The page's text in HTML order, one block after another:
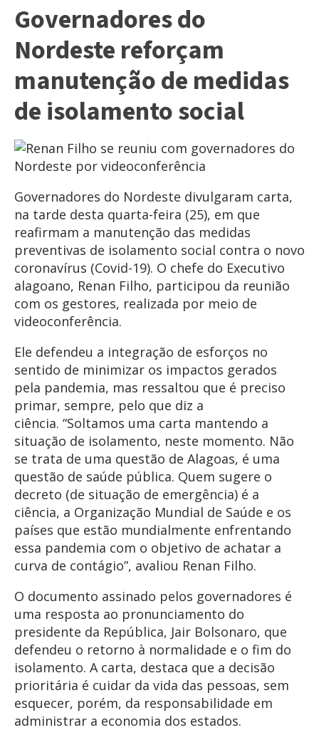
Governadores do
Nordeste reforçam
manutenção de medidas
de isolamento social
Governadores do Nordeste divulgaram carta,
na tarde desta quarta-feira (25), em que
reafirmam a manutenção das medidas
preventivas de isolamento social contra o novo
coronavírus (Covid-19). O chefe do Executivo
alagoano, Renan Filho, participou da reunião
com os gestores, realizada por meio de
videoconferência.
Ele defendeu a integração de esforços no
sentido de minimizar os impactos gerados
pela pandemia, mas ressaltou que é preciso
primar, sempre, pelo que diz a
ciência. “Soltamos uma carta mantendo a
situação de isolamento, neste momento. Não
se trata de uma questão de Alagoas, é uma
questão de saúde pública. Quem sugere o
decreto (de situação de emergência) é a
ciência, a Organização Mundial de Saúde e os
países que estão mundialmente enfrentando
essa pandemia com o objetivo de achatar a
curva de contágio”, avaliou Renan Filho.
O documento assinado pelos governadores é
uma resposta ao pronunciamento do
presidente da República, Jair Bolsonaro, que
defendeu o retorno à normalidade e o fim do
isolamento. A carta, destaca que a decisão
prioritária é cuidar da vida das pessoas, sem
esquecer, porém, da responsabilidade em
administrar a economia dos estados.